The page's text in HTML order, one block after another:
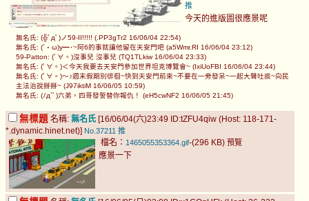
推
今天的進版圖很應景呢
無名氏: (╬ﾟдﾟ)ノ59-II!!!!! (.PP3gTr2 16/06/04 22:54)
無名氏: (´・ω)y━･~阿6的事就讓他留在天安門吧 (a5Wmr.RI 16/06/04 23:12)
59-Patton: (ﾟ∀。)沒事兒 沒事兒 (TQ1TLkiw 16/06/04 23:33)
無名氏: (ﾟ∀。)＜今天我要去天安門參加世界坦克博覽會~ (IxiUoFBI 16/06/04 23:44)
無名氏: (ﾟ∀。)～♪週末假期別徘徊~快到天安門前來~不要在一旁發呆~一起大聲吐痰~向民
主法治說掰掰~ (J97iktiM 16/06/05 10:59)
無名氏: (ﾉд`ﾟ)六弟，四哥發誓替你報仇！ (eH5cwNF2 16/06/05 21:45)
無標題 名稱: 無名氏 [16/06/04(六)23:49 ID:tZFU4qiw (Host: 118-171-
*.dynamic.hinet.net)] No.37211 推
檔名： 1465055353364.gif-(296 KB) 預覽
應景一下